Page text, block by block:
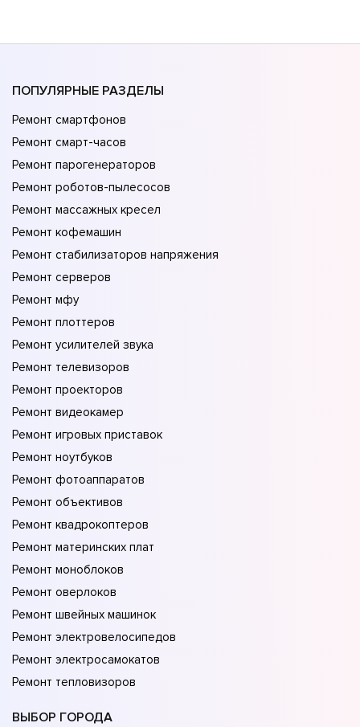
ПОПУЛЯРНЫЕ РАЗДЕЛЫ
Ремонт смартфонов
Ремонт смарт-часов
Ремонт парогенераторов
Ремонт роботов-пылесосов
Ремонт массажных кресел
Ремонт кофемашин
Ремонт стабилизаторов напряжения
Ремонт серверов
Ремонт мфу
Ремонт плоттеров
Ремонт усилителей звука
Ремонт телевизоров
Ремонт проекторов
Ремонт видеокамер
Ремонт игровых приставок
Ремонт ноутбуков
Ремонт фотоаппаратов
Ремонт объективов
Ремонт квадрокоптеров
Ремонт материнских плат
Ремонт моноблоков
Ремонт оверлоков
Ремонт швейных машинок
Ремонт электровелосипедов
Ремонт электросамокатов
Ремонт тепловизоров
ВЫБОР ГОРОДА